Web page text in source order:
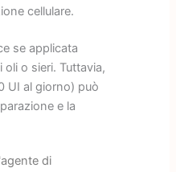
cellulare.
se applicata
o sieri. Tuttavia,
UI al giorno) può
e la
di